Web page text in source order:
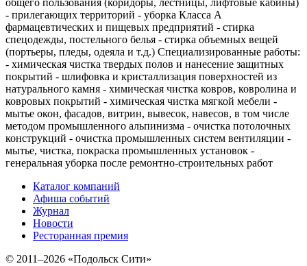
общего пользования (коридоры, лестницы, лифтовые кабины)
- прилегающих территорий - уборка Класса А
фармацевтических и пищевых предприятий - стирка
спецодежды, постельного белья - стирка объемных вещей
(портьеры, пледы, одеяла и т.д.) Специализированные работы:
- химическая чистка твердых полов и нанесение защитных
покрытий - шлифовка и кристаллизация поверхностей из
натурального камня - химическая чистка ковров, ковролина и
ковровых покрытий - химическая чистка мягкой мебели -
мытье окон, фасадов, витрин, вывесок, навесов, в том числе
методом промышленного альпинизма - очистка потолочных
конструкций - очистка промышленных систем вентиляции -
мытье, чистка, покраска промышленных установок -
генеральная уборка после ремонтно-строительных работ
Каталог компаний
Афиша событий
Журнал
Новости
Ресторанная премия
© 2011–2026 «Подольск Сити»